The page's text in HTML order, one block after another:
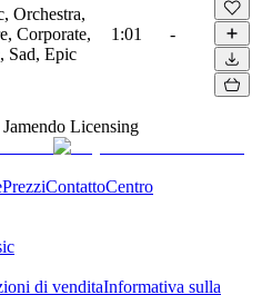
Orchestra,
Corporate,
Sad, Epic
1:01 -
Jamendo Licensing
PrezziContattoCentro
di venditaInformativa sulla